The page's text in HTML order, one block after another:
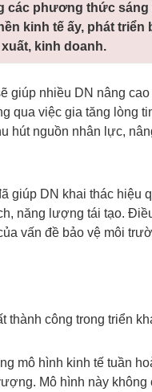
phương thức sáng
kinh tế ấy, phát
kinh doanh.
giúp nhiều DN nâng
qua việc gia tăng lòng
hút nguồn nhân lực,
giúp DN khai thác
năng lượng tái tạo.
vấn đề bảo vệ môi
thành công trong triển
mô hình kinh tế tuần
Mô hình này không